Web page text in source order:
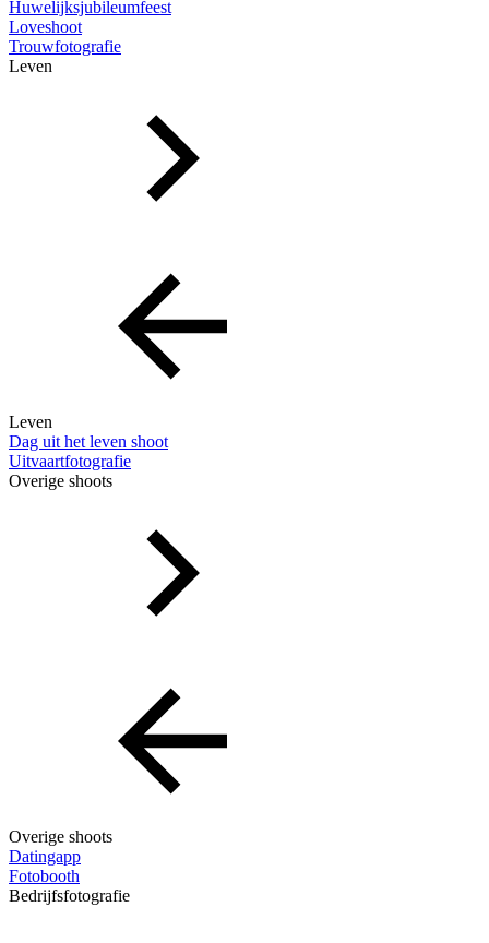
Huwelijksjubileumfeest
Loveshoot
Trouwfotografie
Leven
Leven
Dag uit het leven shoot
Uitvaartfotografie
Overige shoots
Overige shoots
Datingapp
Fotobooth
Bedrijfsfotografie